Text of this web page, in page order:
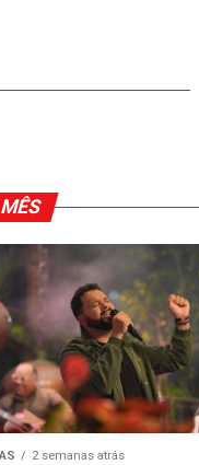
2 semanas atrás